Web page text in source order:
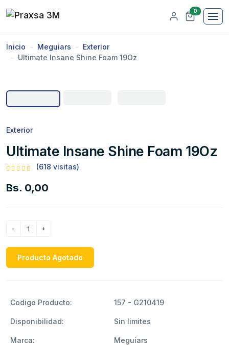
0
Inicio Meguiars
Exterior
Ultimate Insane Shine Foam 19Oz
Exterior
Ultimate Insane Shine Foam 19Oz
(618 visitas)
Bs. 0,00
Producto Agotado
Codigo Producto: 157 - G210419
Disponibilidad: Sin limites
Marca: Meguiars